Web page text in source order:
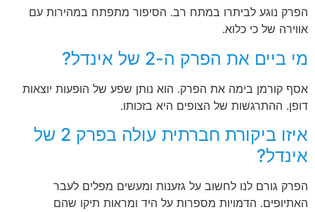
הפרק נוגע לביתרו במתח רב. הסיפור מתפתח במהירות עם
אווירה של כי כלוא.
מי ביים את הפרק ה-2 של אינדל?
אסף קורמן בימה את הפרק. הוא נותן שפע של הופעות יוצאות
דופן. ההתרגשות של הצופים היא בזכותו.
איזו ביקורת חברתית עולה בפרק 2 של
אינדל?
הפרק גורם לנו לחשוב על גזענות ומעשים מפלים לעבר
האתיופים. הדמויות מספרות על היד ומראות תיקו שהם